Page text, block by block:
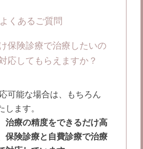
よくあるご質問
保険診療で治療したいの
応してもらえますか？
可能な場合は、もちろん
します。
治療の精度をできるだけ高
保険診療と自費診療で治療